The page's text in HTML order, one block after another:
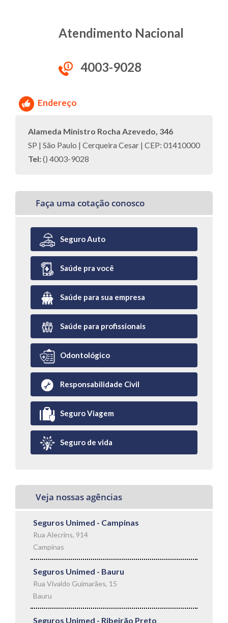
Atendimento Nacional
4003-9028
Endereço
Alameda Ministro Rocha Azevedo, 346
SP | São Paulo | Cerqueira Cesar | CEP: 01410000
Tel:() 4003-9028
Faça uma cotação conosco
Seguro Auto
Saúde pra você
Saúde para sua empresa
Saúde para profissionais
Odontológico
Responsabilidade Civil
Seguro Viagem
Seguro de vida
Veja nossas agências
Seguros Unimed - Campinas
Rua Alecrins, 914
Campinas
Seguros Unimed - Bauru
Rua Vivaldo Guimarães, 15
Bauru
Seguros Unimed - Ribeirão Preto